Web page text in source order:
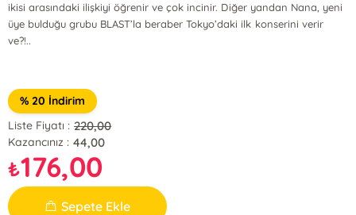
ikisi arasındaki ilişkiyi öğrenir ve çok incinir. Diğer yandan Nana, yeni
üye bulduğu grubu BLAST’la beraber Tokyo’daki ilk konserini verir
ve?!..
% 20 İndirim
Liste Fiyatı : 220,00
Kazancınız : 44,00
₺176,00
Sepete Ekle